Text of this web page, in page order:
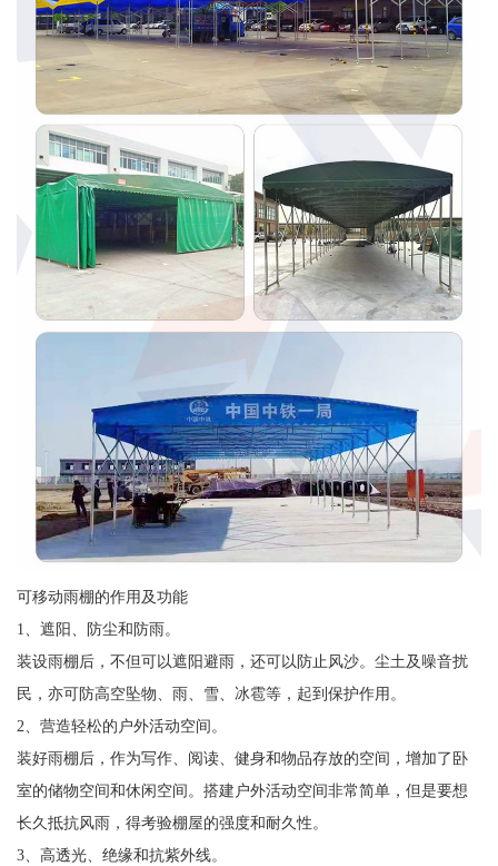
可移动雨棚的作用及功能
1、遮阳、防尘和防雨。
装设雨棚后，不但可以遮阳避雨，还可以防止风沙。尘土及噪音扰
民，亦可防高空坠物、雨、雪、冰雹等，起到保护作用。
2、营造轻松的户外活动空间。
装好雨棚后，作为写作、阅读、健身和物品存放的空间，增加了卧
室的储物空间和休闲空间。搭建户外活动空间非常简单，但是要想
长久抵抗风雨，得考验棚屋的强度和耐久性。
3、高透光、绝缘和抗紫外线。